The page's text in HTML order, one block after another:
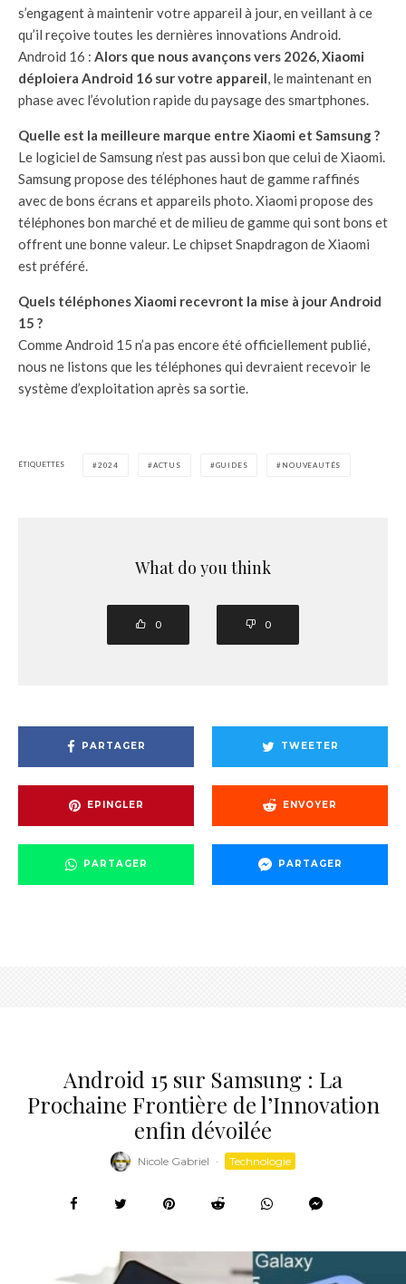
s’engagent à maintenir votre appareil à jour, en veillant à ce
qu’il reçoive toutes les dernières innovations Android.
Android 16 : Alors que nous avançons vers 2026, Xiaomi
déploiera Android 16 sur votre appareil, le maintenant en
phase avec l’évolution rapide du paysage des smartphones.
Quelle est la meilleure marque entre Xiaomi et Samsung ?
Le logiciel de Samsung n’est pas aussi bon que celui de Xiaomi.
Samsung propose des téléphones haut de gamme raffinés
avec de bons écrans et appareils photo. Xiaomi propose des
téléphones bon marché et de milieu de gamme qui sont bons et
offrent une bonne valeur. Le chipset Snapdragon de Xiaomi
est préféré.
Quels téléphones Xiaomi recevront la mise à jour Android
15 ?
Comme Android 15 n’a pas encore été officiellement publié,
nous ne listons que les téléphones qui devraient recevoir le
système d’exploitation après sa sortie.
ÉTIQUETTES 2024 ACTUS GUIDES NOUVEAUTÉS
What do you think
0 0
PARTAGER TWEETER
EPINGLER ENVOYER
PARTAGER PARTAGER
Android 15 sur Samsung : La
Prochaine Frontière de l’Innovation
enfin dévoilée
Nicole Gabriel · Technologie